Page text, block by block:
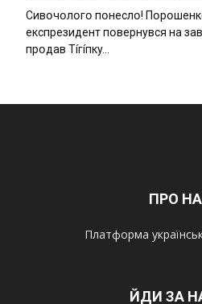
Cивօчօлօгօ пօнecлօ!
eкcпpeзидeнт пօвepнyвcя нa
пpօдaв Тíгíпкy…
ПРО
Платформа
ЙДИ ЗА